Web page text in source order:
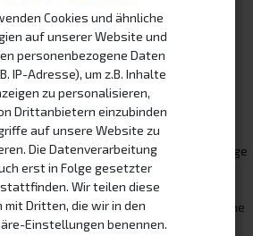
gelten für alle
dem Online-Shop der SWOBBEE GmbH,
Berlin, tätigen.
Online-Shop richtet sich sowohl an
Unternehmer im Sinne dieser
juristische Person oder eine rechtsfähige
Abschluss eines Rechtsgeschäfts in
oder selbständigen beruflichen
im Sinne dieser AGB ist jede natürliche
zu Zwecken abschließt, die
Cookies und ähnliche
auf unserer Website und
personenbezogene Daten
IP-Adresse), um z.B. Inhalte
zu personalisieren,
Drittanbietern einzubinden
auf unsere Website zu
Die Datenverarbeitung
erst in Folge gesetzter
Wir teilen diese
mit Dritten, die wir in den
Einstellungen benennen.